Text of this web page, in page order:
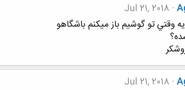
Jul 21, 2018
يه وقتي تو گوشيم باز ميكنم باشگاهو
Jul 21, 2018